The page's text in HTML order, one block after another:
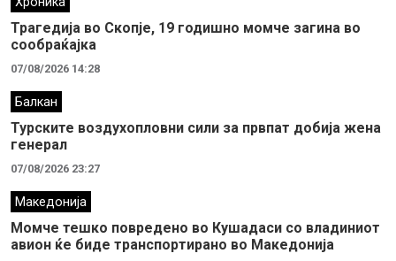
Трагедија во Скопје, 19 годишно момче загина во
сообраќајка
07/08/2026 14:28
Балкан
Турските воздухопловни сили за првпат добија жена
генерал
07/08/2026 23:27
Македонија
Момче тешко повредено во Кушадаси со владиниот
авион ќе биде транспортирано во Македонија